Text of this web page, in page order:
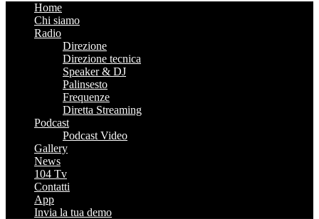
Home
Chi siamo
Radio
Direzione
Direzione tecnica
Speaker & DJ
Palinsesto
Frequenze
Diretta Streaming
Podcast
Podcast Video
Gallery
News
104 Tv
Contatti
App
Invia la tua demo